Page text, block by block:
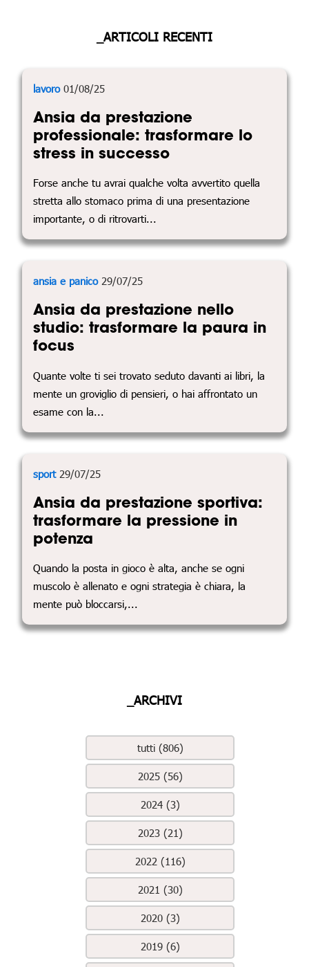
_ARTICOLI RECENTI
lavoro01/08/25
Ansia da prestazione
professionale: trasformare lo
stress in successo
Forse anche tu avrai qualche volta avvertito quella
stretta allo stomaco prima di una presentazione
importante, o di ritrovarti...
ansia e panico29/07/25
Ansia da prestazione nello
studio: trasformare la paura in
focus
Quante volte ti sei trovato seduto davanti ai libri, la
mente un groviglio di pensieri, o hai affrontato un
esame con la...
sport29/07/25
Ansia da prestazione sportiva:
trasformare la pressione in
potenza
Quando la posta in gioco è alta, anche se ogni
muscolo è allenato e ogni strategia è chiara, la
mente può bloccarsi,...
_ARCHIVI
tutti (806)
2025 (56)
2024 (3)
2023 (21)
2022 (116)
2021 (30)
2020 (3)
2019 (6)